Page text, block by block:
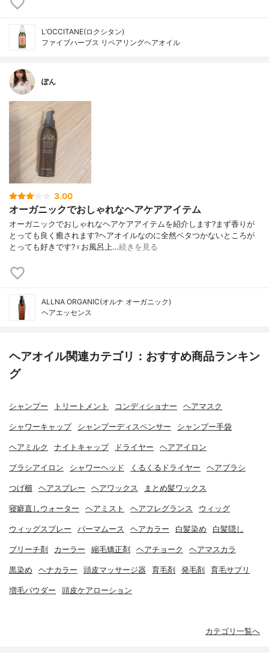
L’OCCITANE(ロクシタン)
ファイブハーブス リペアリングヘアオイル
ぽん
3.00
オーガニックでおしゃれなヘアケアアイテム
オーガニックでおしゃれなヘアケアアイテムを紹介します?まず香りが
とっても良く癒されます?ヘアオイルなのに全然ベタつかないところが
とっても好きです?‍♀️お風呂上…続きを見る
ALLNA ORGANIC(オルナ オーガニック)
ヘアエッセンス
ヘアオイル関連カテゴリ：おすすめ商品ランキン
グ
シャンプー トリートメント コンディショナー ヘアマスク
シャワーキャップ シャンプーディスペンサー シャンプー手袋
ヘアミルク ナイトキャップ ドライヤー ヘアアイロン
ブラシアイロン シャワーヘッド くるくるドライヤー ヘアブラシ
つげ櫛 ヘアスプレー ヘアワックス まとめ髪ワックス
寝癖直しウォーター ヘアミスト ヘアフレグランス ウィッグ
ウィッグスプレー パーマムース ヘアカラー 白髪染め 白髪隠し
ブリーチ剤 カーラー 縮毛矯正剤 ヘアチョーク ヘアマスカラ
黒染め ヘナカラー 頭皮マッサージ器 育毛剤 発毛剤 育毛サプリ
増毛パウダー 頭皮ケアローション
カテゴリ一覧へ